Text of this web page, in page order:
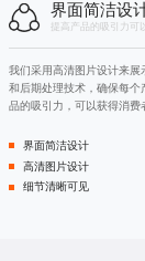
界面简洁设
提高产品的吸引力可
我们采用高清图片设计来
和后期处理技术，确保每
品的吸引力，可以获得消费
界面简洁设计
高清图片设计
细节清晰可见